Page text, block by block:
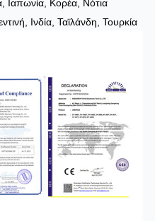
Ιαπωνία, Κορέα, Νότια
Ινδία, Ταϊλάνδη, Τουρκία